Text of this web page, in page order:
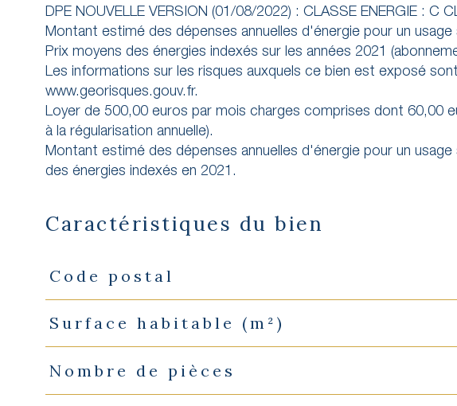
DPE NOUVELLE VERSION (01/08/2022) : CLASSE ENERGIE : C
Montant estimé des dépenses annuelles d'énergie pour un
Prix moyens des énergies indexés sur les années 2021
Les informations sur les risques auxquels ce bien est exposé
www.georisques.gouv.fr.
Loyer de 500,00 euros par mois charges comprises dont 60,00
à la régularisation annuelle).
Montant estimé des dépenses annuelles d'énergie pour un
Caractéristiques du bien
Caractéristiques Valeurs
Code postal
Surface habitable (m²)
Nombre de pièces